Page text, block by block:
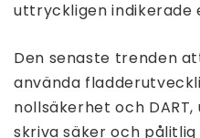
uttryckligen indikerade
Den senaste trenden
använda
nollsäkerhet och
skriva säker och